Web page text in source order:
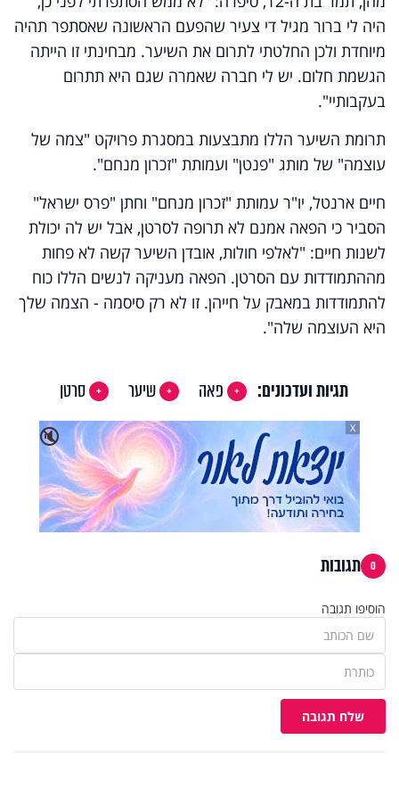
היה לי ברור מגיל די צעיר שהפעם הראשונה שאסתפר תהיה
מיוחדת ולכן החלטתי לתרום את השיער. מבחינתי זו הייתה
הגשמת חלום. יש לי חברה שאמרה שגם היא תתרום
בעקבותיי".
תרומת השיער הללו מתבצעות במסגרת פרויקט "צמה של
עוצמה" של מותג "פנטן" ועמותת "זכרון מנחם".
חיים ארנטל, יו"ר עמותת "זכרון מנחם" וחתן "פרס ישראל"
הסביר כי הפאה אמנם לא תרופה לסרטן, אבל יש לה יכולת
לשנות חיים: "לאלפי חולות, אובדן השיער קשה לא פחות
מההתמודדות עם הסרטן. הפאה מעניקה לנשים הללו כוח
להתמודדות במאבק על חייהן. זו לא רק סיסמה - הצמה שלך
היא העוצמה שלה".
תגיות ועדכונים: פאה שיער
סרטן
🔇
X
0 תגובות
הוסיפו תגובה
שלח תגובה